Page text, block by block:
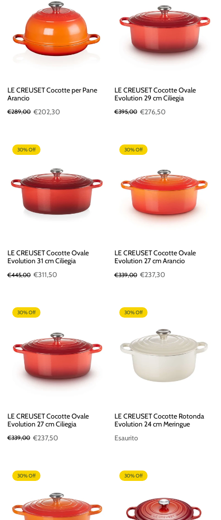
LE CREUSET Cocotte per Pane
Arancio
€289,00 €202,30
LE CREUSET Cocotte Ovale
Evolution 29 cm Ciliegia
€395,00 €276,50
30% Off
LE CREUSET Cocotte Ovale
Evolution 31 cm Ciliegia
€445,00 €311,50
30% Off
LE CREUSET Cocotte Ovale
Evolution 27 cm Arancio
€339,00 €237,30
30% Off
LE CREUSET Cocotte Ovale
Evolution 27 cm Ciliegia
€339,00 €237,50
30% Off
LE CREUSET Cocotte Rotonda
Evolution 24 cm Meringue
Esaurito
30% Off 30% Off